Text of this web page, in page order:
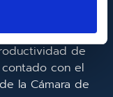
ha
CRM y para la
de
contado con el
la Cámara de